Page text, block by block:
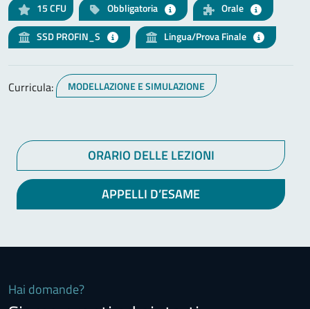
15CFU Obbligatoria
Orale
SSD PROFIN_S
Lingua/Prova Finale
Curricula: MODELLAZIONE E SIMULAZIONE
ORARIO DELLE LEZIONI
APPELLI D’ESAME
Hai domande?